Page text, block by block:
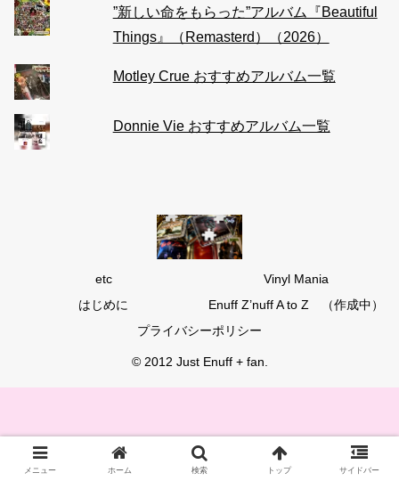
”新しい命をもらった”アルバム『Beautiful
Things』（Remasterd）（2026）
Motley Crue おすすめアルバム一覧
Donnie Vie おすすめアルバム一覧
etc
Vinyl Mania
はじめに
Enuff Z’nuff A to Z （作成中）
プライバシーポリシー
© 2012 Just Enuff + fan.
メニュー ホーム 検索 トップ サイドバー